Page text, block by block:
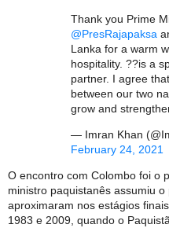
Thank you Prime
@PresRajapaksa
Lanka for a warm
hospitality. ??is a
partner. I agree
between our two
grow and
— Imran Khan
February 24, 2021
O encontro com Colombo foi o
ministro paquistanês assumiu
aproximaram nos estágios
1983 e 2009, quando o